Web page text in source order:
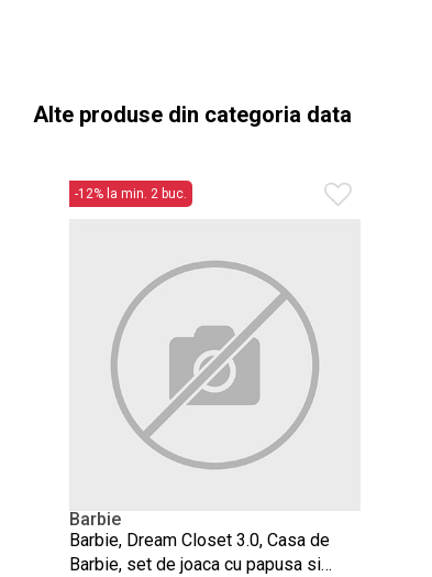
Alte produse din categoria data
-12% la min. 2 buc.
Barbie
Barbie, Dream Closet 3.0, Casa de
Barbie, set de joaca cu papusa si